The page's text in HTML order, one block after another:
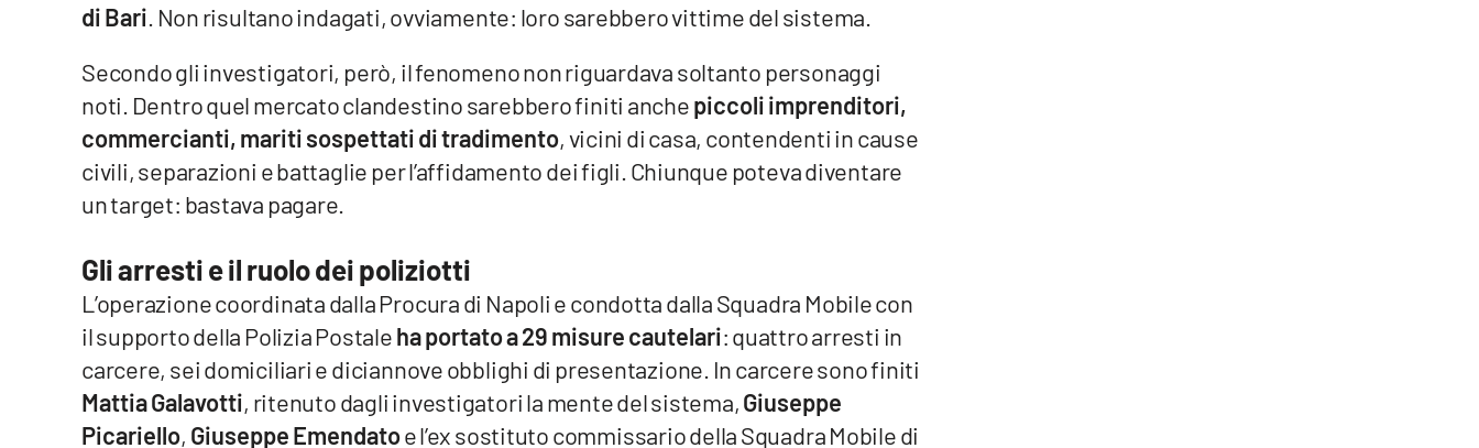
Note legali
di Bari . Non risultano indagati, ovviamente: loro sarebbero vittime del sistema.
Secondo gli investigatori, però, il fenomeno non riguardava soltanto personaggi
noti. Dentro quel mercato clandestino sarebbero finiti anchepiccoli imprenditori,
commercianti, mariti sospettati di tradimento, vicini di casa, contendenti in cause
civili, separazioni e battaglie per l’affidamento dei figli. Chiunque poteva diventare
un target: bastava pagare.
Gli arresti e il ruolo dei poliziotti
L’operazione coordinata dalla Procura di Napoli e condotta dalla Squadra Mobile con
il supporto della Polizia Postaleha portato a 29 misure cautelari: quattro arresti in
carcere, sei domiciliari e diciannove obblighi di presentazione. In carcere sono finiti
Mattia Galavotti, ritenuto dagli investigatori la mente del sistema,Giuseppe
Picariello, Giuseppe Emendatoe l’ex sostituto commissario della Squadra Mobile di